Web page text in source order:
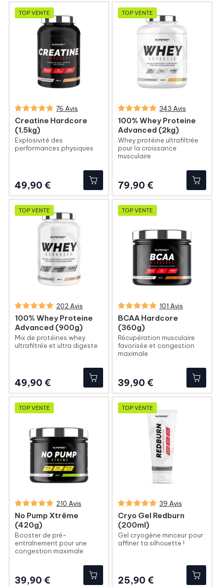
TOP VENTE
76 Avis
Creatine Hardcore
(1,5kg)
Explosivité des
performances physiques
49,90 €
TOP VENTE
343 Avis
100% Whey Proteine
Advanced (2kg)
Whey protéine ultrafiltrée
pour la croissance
musculaire
79,90 €
TOP VENTE
202 Avis
100% Whey Proteine
Advanced (900g)
Mix de protéines whey
ultrafiltrée et ultra digeste
49,90 €
TOP VENTE
101 Avis
BCAA Hardcore
(360g)
Récupération musculaire
favorisée et congestion
maximale
39,90 €
TOP VENTE
210 Avis
No Pump Xtrême
(420g)
Booster de pré-
entraînement pour une
congestion maximale
39,90 €
TOP VENTE
39 Avis
Cryo Gel Redburn
(200ml)
Gel cryogène minceur pour
affiner ta silhouette !
25,90 €